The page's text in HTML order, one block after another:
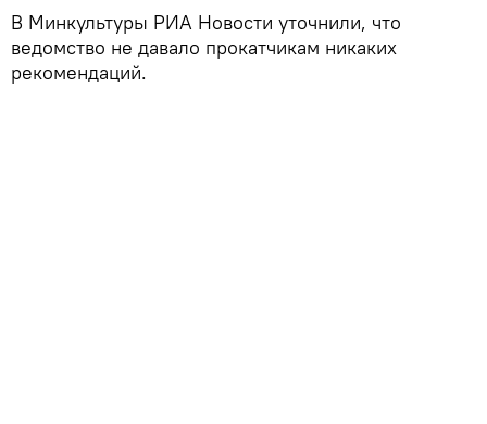
В Минкультуры РИА Новости уточнили, что
ведомство не давало прокатчикам никаких
рекомендаций.